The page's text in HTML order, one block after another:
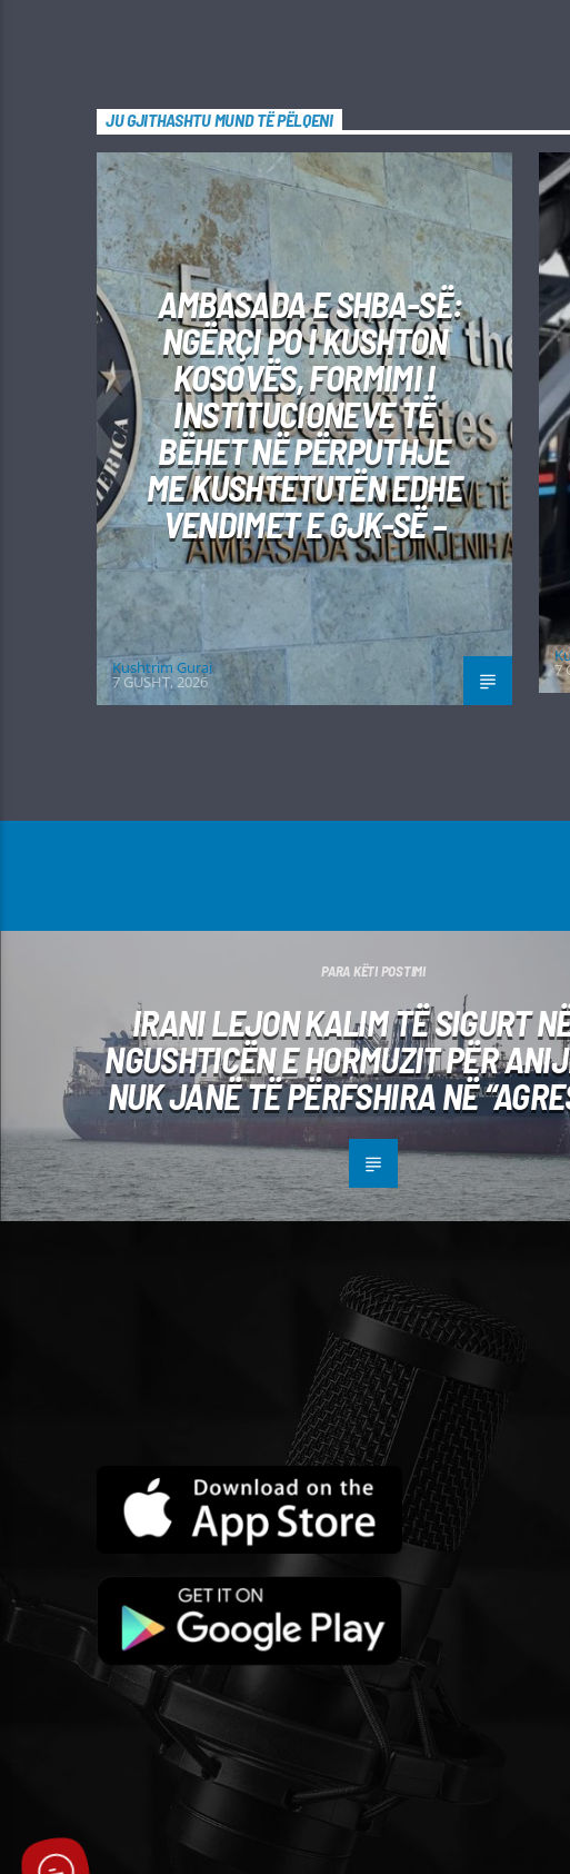
JU GJITHASHTU MUND TË PËLQENI
AMBASADA E SHBA-SË:
NGËRÇI PO I KUSHTON
KOSOVËS, FORMIMI I
INSTITUCIONEVE TË
BËHET NË PËRPUTHJE
ME KUSHTETUTËN EDHE
VENDIMET E GJK-SË –
Kushtrim Guraj
7 GUSHT, 2026
7
PARA KËTI POSTIMI
IRANI LEJON KALIM TË SIGURT
NGUSHTICËN E HORMUZIT PËR
NUK JANË TË PËRFSHIRA NË